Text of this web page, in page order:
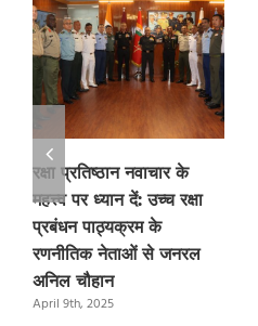
रक्षा प्रतिष्ठान नवाचार के
महत्त्व पर ध्यान दें: उच्च रक्षा
प्रबंधन पाठ्यक्रम के
रणनीतिक नेताओं से जनरल
अनिल चौहान
April 9th, 2025